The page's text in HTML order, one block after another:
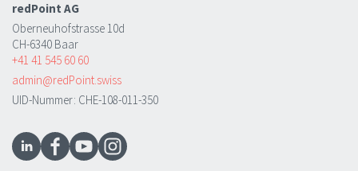
redPoint AG
Oberneuhofstrasse 10d
CH-6340 Baar
+41 41 545 60 60
admin@redPoint.swiss
UID-Nummer: CHE-108-011-350